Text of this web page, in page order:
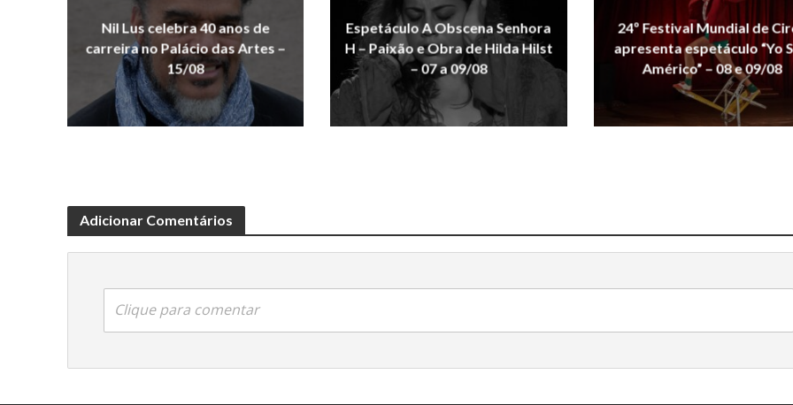
Nil Lus celebra 40 anos de
carreira no Palácio das Artes –
15/08
Espetáculo A Obscena Senhora
H – Paixão e Obra de Hilda Hilst
– 07 a 09/08
24º Festival Mundial de
apresenta espetáculo “Yo
Américo” – 08 e 09/08
Adicionar Comentários
Clique para comentar